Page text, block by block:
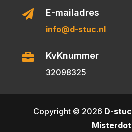
 E-mailadres
info@d-stuc.nl
 KvKnummer
32098325
Copyright © 2026 D-stuc
Misterdot